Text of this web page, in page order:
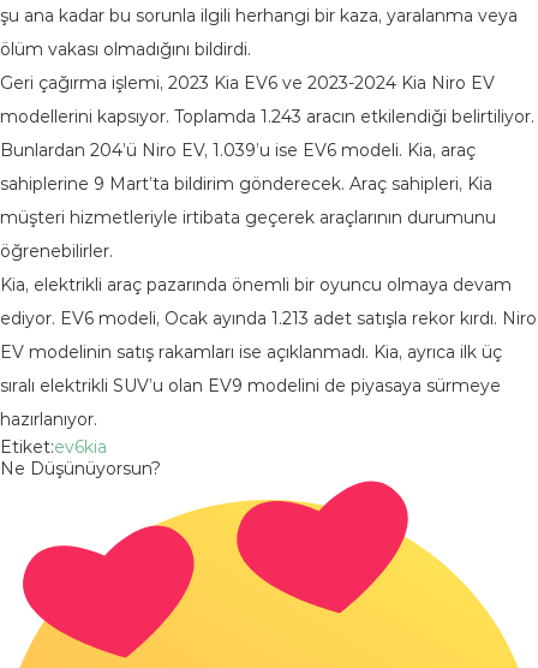
şu ana kadar bu sorunla ilgili herhangi bir kaza, yaralanma veya
ölüm vakası olmadığını bildirdi.
Geri çağırma işlemi, 2023 Kia EV6 ve 2023-2024 Kia Niro EV
modellerini kapsıyor. Toplamda 1.243 aracın etkilendiği belirtiliyor.
Bunlardan 204’ü Niro EV, 1.039’u ise EV6 modeli. Kia, araç
sahiplerine 9 Mart’ta bildirim gönderecek. Araç sahipleri, Kia
müşteri hizmetleriyle irtibata geçerek araçlarının durumunu
öğrenebilirler.
Kia, elektrikli araç pazarında önemli bir oyuncu olmaya devam
ediyor. EV6 modeli, Ocak ayında 1.213 adet satışla rekor kırdı. Niro
EV modelinin satış rakamları ise açıklanmadı. Kia, ayrıca ilk üç
sıralı elektrikli SUV’u olan EV9 modelini de piyasaya sürmeye
hazırlanıyor.
Etiket:ev6kia
Ne Düşünüyorsun?